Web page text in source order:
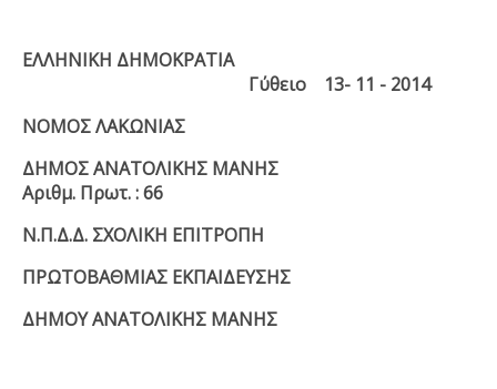
ΕΛΛΗΝΙΚΗ ΔΗΜΟΚΡΑΤΙΑ
Γύθειο 13- 11 - 2014
ΝΟΜΟΣ ΛΑΚΩΝΙΑΣ
ΔΗΜΟΣ ΑΝΑΤΟΛΙΚΗΣ ΜΑΝΗΣ
Αριθμ. Πρωτ. : 66
Ν.Π.Δ.Δ. ΣΧΟΛΙΚΗ ΕΠΙΤΡΟΠΗ
ΠΡΩΤΟΒΑΘΜΙΑΣ ΕΚΠΑΙΔΕΥΣΗΣ
ΔΗΜΟΥ ΑΝΑΤΟΛΙΚΗΣ ΜΑΝΗΣ